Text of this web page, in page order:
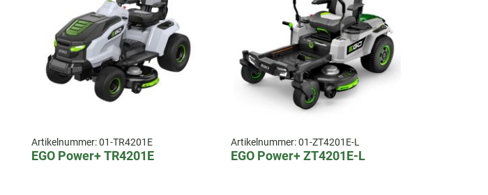
Artikelnummer:01-TR4201E
EGO Power+ TR4201E
Artikelnummer:01-ZT4201E-L
EGO Power+ ZT4201E-L